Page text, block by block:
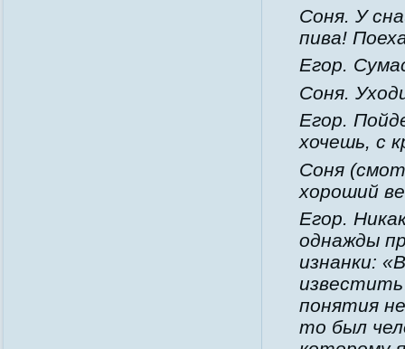
Соня. У
пива!
Егор.
Соня.
Егор.
хочешь, с
Соня
хороший
Егор.
однажды
изнанки:
понятия
то был